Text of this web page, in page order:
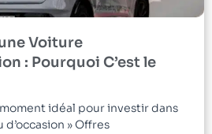
Voiture
: Pourquoi C’est le
moment idéal pour investir dans
» Offres